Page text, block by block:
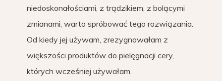
niedoskonałościami, z trądzikiem, z bolącymi
zmianami, warto spróbować tego rozwiązania.
Od kiedy jej używam, zrezygnowałam z
większości produktów do pielęgnacji cery,
których wcześniej używałam.